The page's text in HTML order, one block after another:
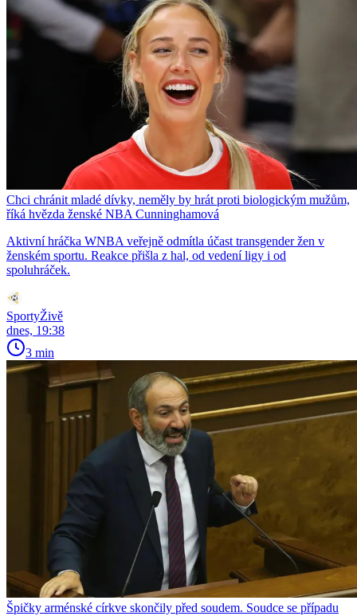
Chci chránit mladé dívky, neměly by hrát proti biologickým mužům,
říká hvězda ženské NBA Cunninghamová
Aktivní hráčka WNBA veřejně odmítla účast transgender žen v
ženském sportu. Reakce přišla z hal, od vedení ligy i od
spoluhráček.
SportyŽivě
dnes, 19:38
3 min
Špičky arménské církve skončily před soudem. Soudce se případu